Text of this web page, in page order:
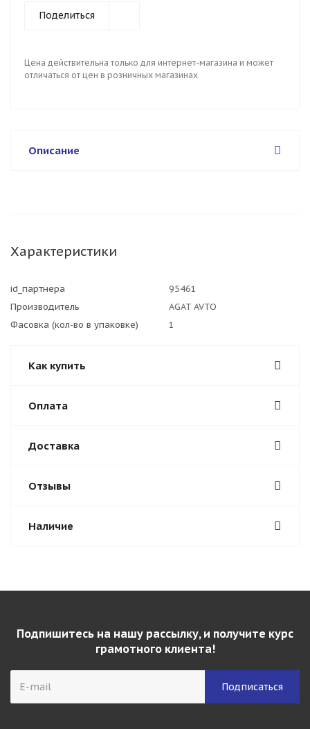
Поделиться
Цена действительна только для интернет-магазина и может
отличаться от цен в розничных магазинах
Описание
Характеристики
id_партнера
95461
Производитель
AGAT AVTO
Фасовка (кол-во в упаковке)
1
Как купить
Оплата
Доставка
Отзывы
Наличие
Подпишитесь на нашу рассылку, и получите курс
грамотного клиента!